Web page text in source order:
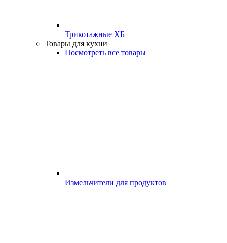
Трикотажные ХБ
Товары для кухни
Посмотреть все товары
Измельчители для продуктов